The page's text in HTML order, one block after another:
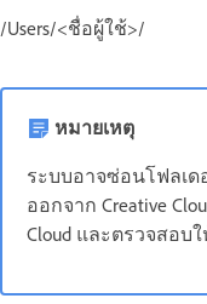
/Users/<ชื่อผู้ใช้>/
หมายเหตุ
ระบบอาจซ่อนโฟลเด
ออกจาก Creative
Cloud และตรวจสอบ